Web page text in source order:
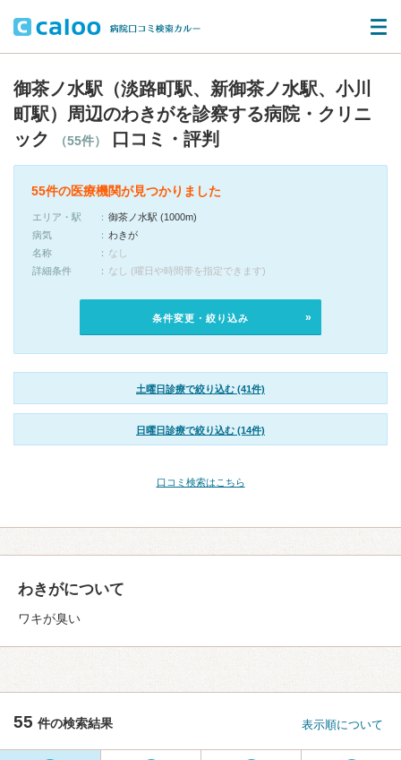
御茶ノ水駅（淡路町駅、新御茶ノ水駅、小川
町駅）周辺のわきがを診察する病院・クリニ
ック
（55件） 口コミ・評判
55件の医療機関が見つかりました
エリア・駅
御茶ノ水駅 (1000m)
病気
わきが
名称
なし
詳細条件
なし (曜日や時間帯を指定できます)
条件変更・絞り込み
土曜日診療で絞り込む (41件)
日曜日診療で絞り込む (14件)
口コミ検索はこちら
わきがについて
ワキが臭い
55 件の検索結果 表示順について